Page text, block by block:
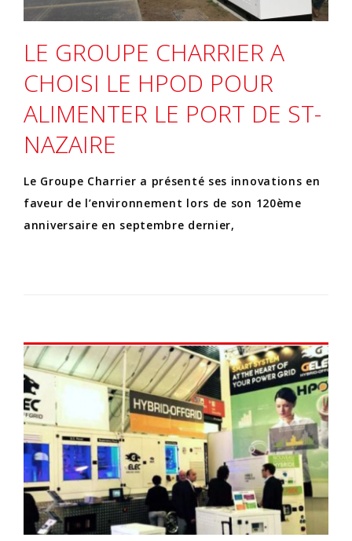
LE GROUPE CHARRIER A
CHOISI LE HPOD POUR
ALIMENTER LE PORT DE ST-
NAZAIRE
Le Groupe Charrier a présenté ses innovations en
faveur de l’environnement lors de son 120ème
anniversaire en septembre dernier,